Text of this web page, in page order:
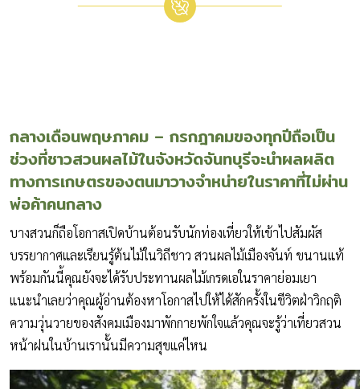
กลางเดือนพฤษภาคม – กรกฎาคมของทุกปีถือเป็น
ช่วงที่ชาวสวนผลไม้ในจังหวัดจันทบุรีจะนำผลผลิต
ทางการเกษตรของตนมาวางจำหน่ายในราคาที่ไม่ผ่าน
พ่อค้าคนกลาง
บางสวนก็ถือโอกาสเปิดบ้านต้อนรับนักท่องเที่ยวให้เข้าไปสัมผัส
บรรยากาศและเรียนรู้ต้นไม้ในวิถีชาว สวนผลไม้เมืองจันท์ ขนานแท้
พร้อมกันนี้คุณยังจะได้รับประทานผลไม้เกรดเอในราคาย่อมเยา
แนะนำเลยว่าคุณผู้อ่านต้องหาโอกาสไปให้ได้สักครั้งในชีวิตฝ่าวิกฤติ
ความวุ่นวายของสังคมเมืองมาพักกายพักใจแล้วคุณจะรู้ว่าเที่ยวสวน
หน้าฝนในบ้านเรานั้นมีความสุขแค่ไหน